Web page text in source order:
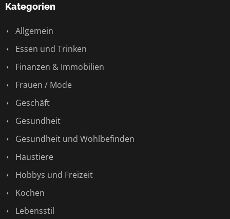
Kategorien
Allgemein
Essen und Trinken
Finanzen & Immobilien
Frauen / Mode
Geschäft
Gesundheit
Gesundheit und Wohlbefinden
Haustiere
Hobbys und Freizeit
Kochen
Lebensstil